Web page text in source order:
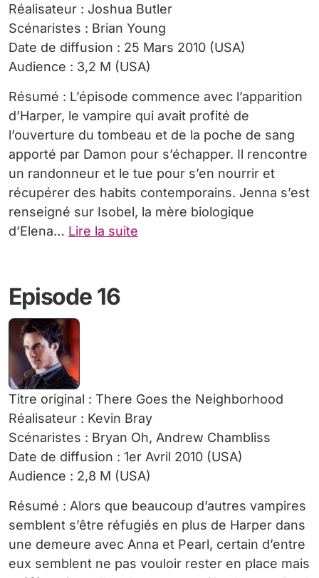
Réalisateur : Joshua Butler
Scénaristes : Brian Young
Date de diffusion : 25 Mars 2010 (USA)
Audience : 3,2 M (USA)
Résumé : L’épisode commence avec l’apparition
d’Harper, le vampire qui avait profité de
l’ouverture du tombeau et de la poche de sang
apporté par Damon pour s’échapper. Il rencontre
un randonneur et le tue pour s’en nourrir et
récupérer des habits contemporains. Jenna s’est
renseigné sur Isobel, la mère biologique
d’Elena… Lire la suite
Episode 16
Titre original : There Goes the Neighborhood
Réalisateur : Kevin Bray
Scénaristes : Bryan Oh, Andrew Chambliss
Date de diffusion : 1er Avril 2010 (USA)
Audience : 2,8 M (USA)
Résumé : Alors que beaucoup d’autres vampires
semblent s’être réfugiés en plus de Harper dans
une demeure avec Anna et Pearl, certain d’entre
eux semblent ne pas vouloir rester en place mais